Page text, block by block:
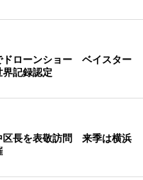
ドローンショー ベイスター
記録認定
区長を表敬訪問 来季は横浜